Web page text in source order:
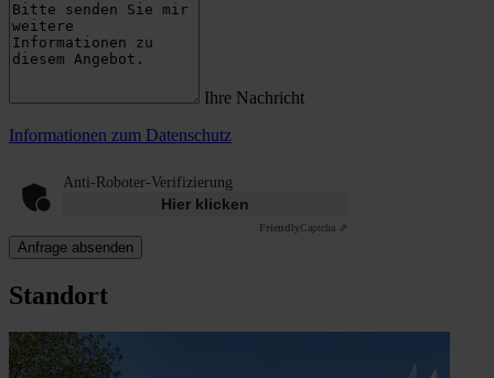
Ihre Nachricht
Informationen zum Datenschutz
Anti-Roboter-Verifizierung
Hier klicken
FriendlyCaptcha ⇗
Anfrage absenden
Standort